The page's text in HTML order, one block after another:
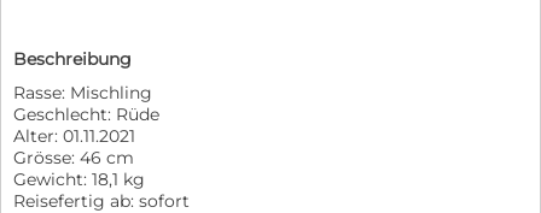
Beschreibung
Rasse: Mischling
Geschlecht: Rüde
Alter: 01.11.2021
Grösse: 46 cm
Gewicht: 18,1 kg
Reisefertig ab: sofort